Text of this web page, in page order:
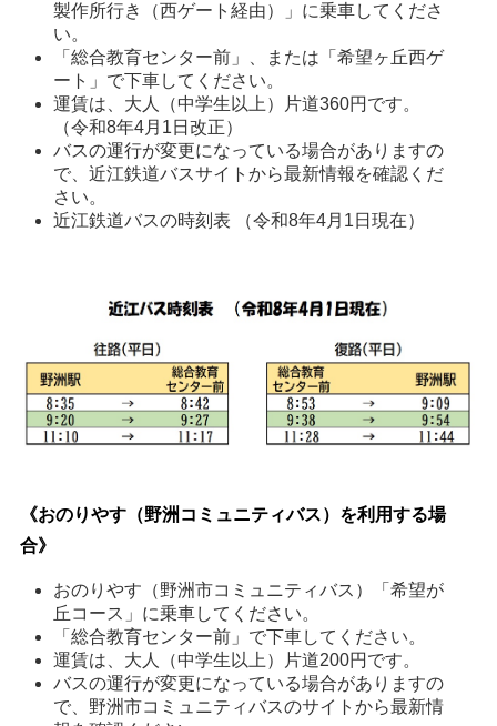
製作所行き（西ゲート経由）」に乗車してくださ
い。
「総合教育センター前」、または「希望ヶ丘西ゲ
ート」で下車してください。
運賃は、大人（中学生以上）片道360円です。
（令和8年4月1日改正）
バスの運行が変更になっている場合がありますの
で、近江鉄道バスサイトから最新情報を確認くだ
さい。
近江鉄道バスの時刻表 （令和8年4月1日現在）
《おのりやす（野洲コミュニティバス）を利用する場
合》
おのりやす（野洲市コミュニティバス）「希望が
丘コース」に乗車してください。
「総合教育センター前」で下車してください。
運賃は、大人（中学生以上）片道200円です。
バスの運行が変更になっている場合がありますの
で、野洲市コミュニティバスのサイトから最新情